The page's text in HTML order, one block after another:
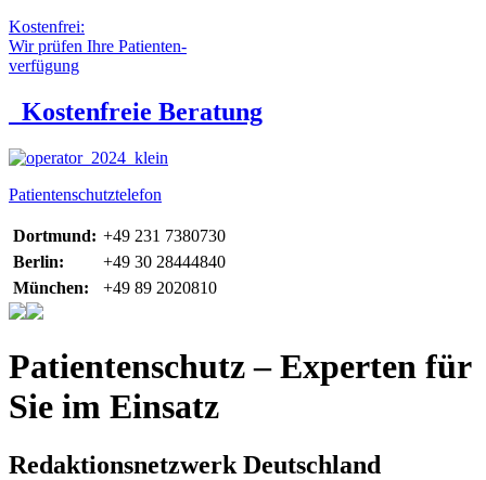
Kostenfrei:
Wir prüfen Ihre Patienten-
verfügung
Kostenfreie Beratung
Patientenschutztelefon
Dortmund: +49 231 7380730
Berlin:
+49 30 28444840
München:
+49 89 2020810
Patientenschutz – Experten für
Sie im Einsatz
Redaktionsnetzwerk Deutschland